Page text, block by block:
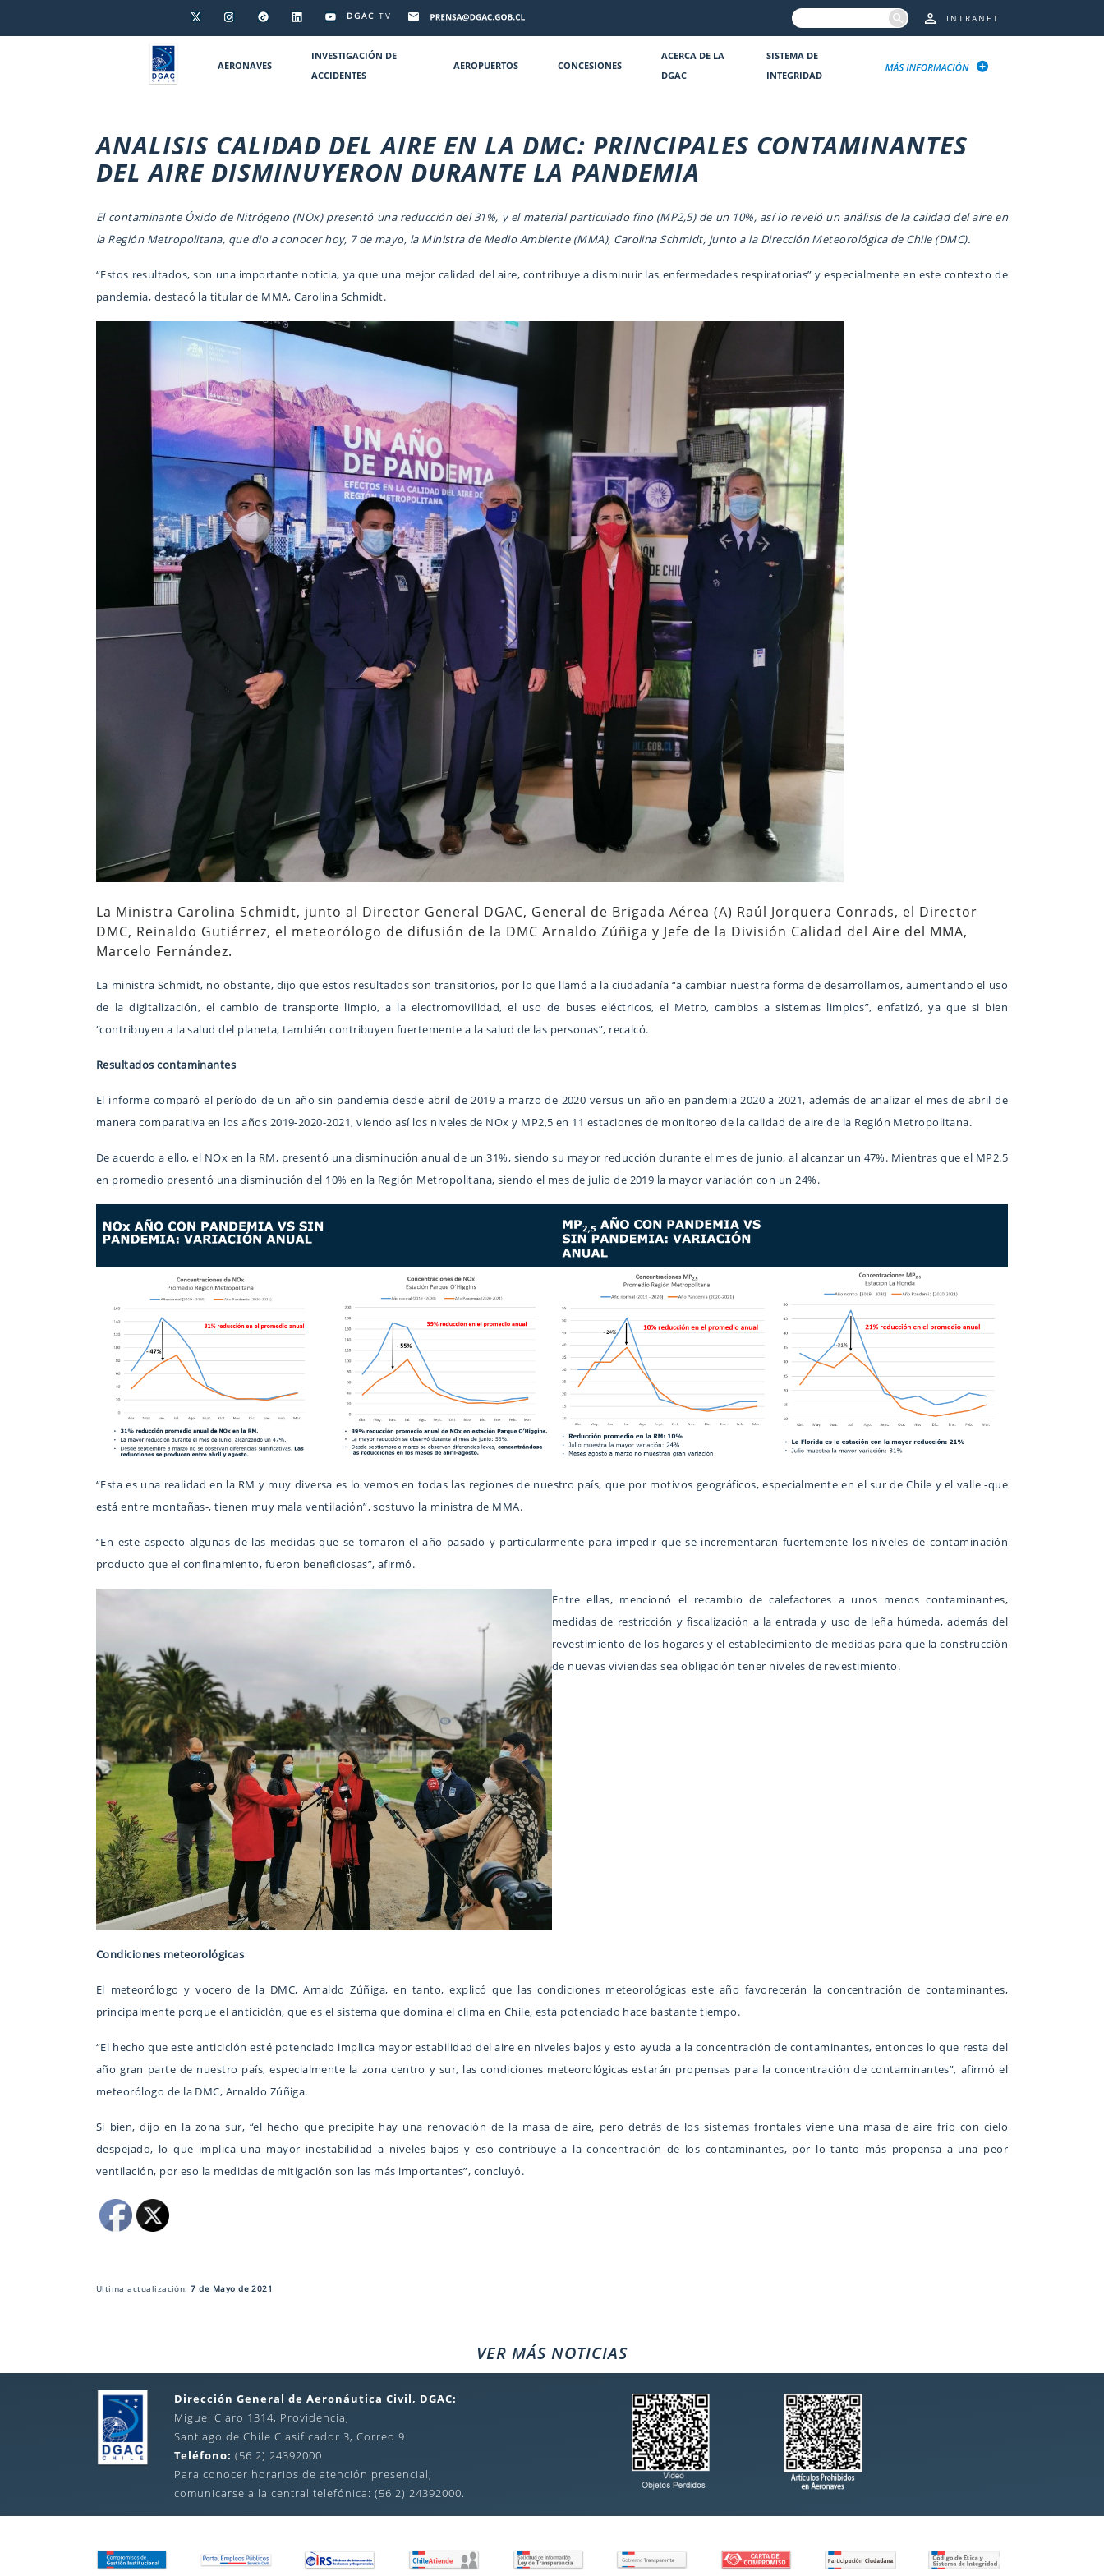
DGAC TV INTRANET
AERONAVES
INVESTIGACIÓN DE
ACCIDENTES
AEROPUERTOS CONCESIONES
ACERCA DE LA
DGAC
SISTEMA DE
INTEGRIDAD
ANALISIS CALIDAD DEL AIRE EN LA DMC: PRINCIPALES CONTAMINANTES
DEL AIRE DISMINUYERON DURANTE LA PANDEMIA
El contaminante Óxido de Nitrógeno (NOx) presentó una reducción del 31%, y el material particulado fino (MP2,5) de un 10%, así lo reveló un análisis de la calidad del aire en
la Región Metropolitana, que dio a conocer hoy, 7 de mayo, la Ministra de Medio Ambiente (MMA), Carolina Schmidt, junto a la Dirección Meteorológica de Chile (DMC).
“Estos resultados, son una importante noticia, ya que una mejor calidad del aire, contribuye a disminuir las enfermedades respiratorias” y especialmente en este contexto de
pandemia, destacó la titular de MMA, Carolina Schmidt.
La Ministra Carolina Schmidt, junto al Director General DGAC, General de Brigada Aérea (A) Raúl Jorquera Conrads, el Director
DMC, Reinaldo Gutiérrez, el meteorólogo de difusión de la DMC Arnaldo Zúñiga y Jefe de la División Calidad del Aire del MMA,
Marcelo Fernández.
La ministra Schmidt, no obstante, dijo que estos resultados son transitorios, por lo que llamó a la ciudadanía “a cambiar nuestra forma de desarrollarnos, aumentando el uso
de la digitalización, el cambio de transporte limpio, a la electromovilidad, el uso de buses eléctricos, el Metro, cambios a sistemas limpios”, enfatizó, ya que si bien
“contribuyen a la salud del planeta, también contribuyen fuertemente a la salud de las personas”, recalcó.
Resultados contaminantes
El informe comparó el período de un año sin pandemia desde abril de 2019 a marzo de 2020 versus un año en pandemia 2020 a 2021, además de analizar el mes de abril de
manera comparativa en los años 2019-2020-2021, viendo así los niveles de NOx y MP2,5 en 11 estaciones de monitoreo de la calidad de aire de la Región Metropolitana.
De acuerdo a ello, el NOx en la RM, presentó una disminución anual de un 31%, siendo su mayor reducción durante el mes de junio, al alcanzar un 47%. Mientras que el MP2.5
en promedio presentó una disminución del 10% en la Región Metropolitana, siendo el mes de julio de 2019 la mayor variación con un 24%.
“Esta es una realidad en la RM y muy diversa es lo vemos en todas las regiones de nuestro país, que por motivos geográficos, especialmente en el sur de Chile y el valle -que
está entre montañas-, tienen muy mala ventilación”, sostuvo la ministra de MMA.
“En este aspecto algunas de las medidas que se tomaron el año pasado y particularmente para impedir que se incrementaran fuertemente los niveles de contaminación
producto que el confinamiento, fueron beneficiosas”, afirmó.
Entre ellas, mencionó el recambio de calefactores a unos menos contaminantes,
medidas de restricción y fiscalización a la entrada y uso de leña húmeda, además del
revestimiento de los hogares y el establecimiento de medidas para que la construcción
de nuevas viviendas sea obligación tener niveles de revestimiento.
Condiciones meteorológicas
El meteorólogo y vocero de la DMC, Arnaldo Zúñiga, en tanto, explicó que las condiciones meteorológicas este año favorecerán la concentración de contaminantes,
principalmente porque el anticiclón, que es el sistema que domina el clima en Chile, está potenciado hace bastante tiempo.
“El hecho que este anticiclón esté potenciado implica mayor estabilidad del aire en niveles bajos y esto ayuda a la concentración de contaminantes, entonces lo que resta del
año gran parte de nuestro país, especialmente la zona centro y sur, las condiciones meteorológicas estarán propensas para la concentración de contaminantes”, afirmó el
meteorólogo de la DMC, Arnaldo Zúñiga.
Si bien, dijo en la zona sur, “el hecho que precipite hay una renovación de la masa de aire, pero detrás de los sistemas frontales viene una masa de aire frío con cielo
despejado, lo que implica una mayor inestabilidad a niveles bajos y eso contribuye a la concentración de los contaminantes, por lo tanto más propensa a una peor
ventilación, por eso la medidas de mitigación son las más importantes”, concluyó.
Última actualización:7 de Mayo de 2021
VER MÁS NOTICIAS
Dirección General de Aeronáutica Civil, DGAC:
Miguel Claro 1314, Providencia,
Santiago de Chile Clasificador 3, Correo 9
Teléfono: (56 2) 24392000
Para conocer horarios de atención presencial,
comunicarse a la central telefónica: (56 2) 24392000.